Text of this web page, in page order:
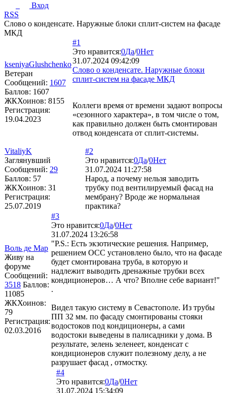
Вход
RSS
Слово о конденсате. Наружные блоки сплит-систем на фасаде
МКД
kseniyaGlushchenko
Ветеран
Сообщений: 1607
Баллов: 1607
ЖКХоинов: 8155
Регистрация:
19.04.2023
#1
Это нравится:0Да/0Нет
31.07.2024 09:42:09
Слово о конденсате. Наружные блоки
сплит-систем на фасаде МКД
Коллеги время от времени задают вопросы
«сезонного характера», в том числе о том,
как правильно должен быть смонтирован
отвод конденсата от сплит-системы.
VitaliyK
Заглянувший
Сообщений: 29
Баллов: 57
ЖКХоинов: 31
Регистрация:
25.07.2019
#2
Это нравится:0Да/0Нет
31.07.2024 11:27:58
Народ, а почему нельзя заводить
трубку под вентилируемый фасад на
мембрану? Вроде же нормальная
практика?
Воль де Мар
Живу на
форуме
Сообщений:
3518 Баллов:
11085
ЖКХоинов:
79
Регистрация:
02.03.2016
#3
Это нравится:0Да/0Нет
31.07.2024 13:26:58
"P.S.: Есть экзотические решения. Например,
решением ОСС установлено было, что на фасаде
будет смонтирована труба, в которую и
надлежит выводить дренажные трубки всех
кондиционеров… А что? Вполне себе вариант!"
.
Видел такую систему в Севастополе. Из трубы
ПП 32 мм. по фасаду смонтированы стояки
водостоков под кондиционеры, а сами
водостоки выведены в палисадники у дома. В
результате, зелень зеленеет, конденсат с
кондиционеров служит полезному делу, а не
разрушает фасад , отмостку.
#4
Это нравится:0Да/0Нет
31.07.2024 15:34:09